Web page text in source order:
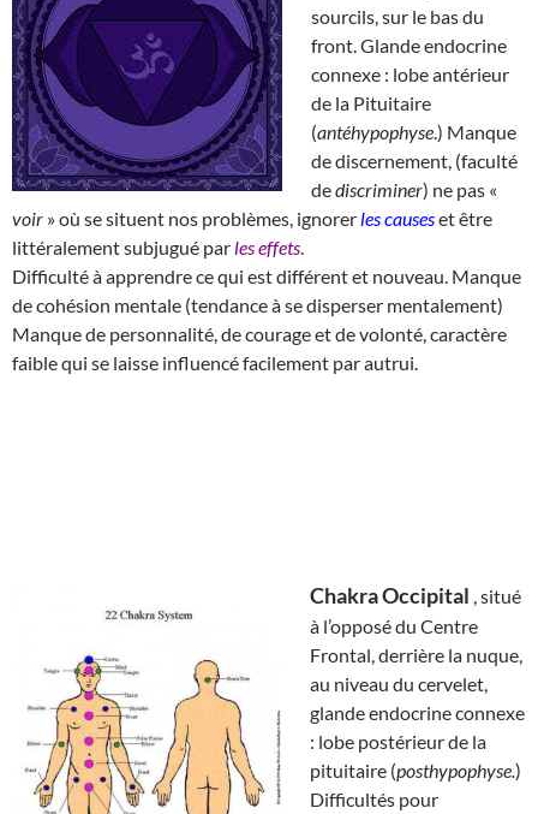
sourcils, sur le bas du
front. Glande endocrine
connexe : lobe antérieur
de la Pituitaire
(antéhypophyse.) Manque
de discernement, (faculté
dediscriminer) ne pas «
voir » où se situent nos problèmes, ignorer les causeset être
littéralement subjugué par les effets
Difficulté à apprendre ce qui est différent et nouveau. Manque
de cohésion mentale (tendance à se disperser mentalement)
Manque de personnalité, de courage et de volonté, caractère
faible qui se laisse influencé facilement par autrui.
Chakra Occipital , situé
à l’opposé du Centre
Frontal, derrière la nuque,
au niveau du cervelet,
glande endocrine connexe
: lobe postérieur de la
pituitaire (posthypophyse.)
Difficultés pour